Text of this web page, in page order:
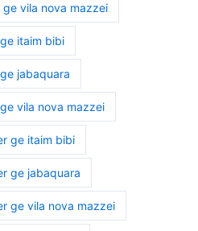
vila nova mazzei
itaim bibi
jabaquara
vila nova mazzei
ge itaim bibi
ge jabaquara
ge vila nova mazzei